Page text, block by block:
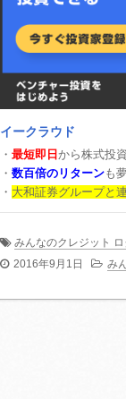
イークラウド
・ 最短即日 から株式投資
・ 数百倍のリターンも
・ 大和証券グループと
みんなのクレジット ロ
2016年9月1日
み